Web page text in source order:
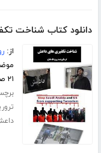
دانلود کتاب شناخت
از:
۲۱ صفحه